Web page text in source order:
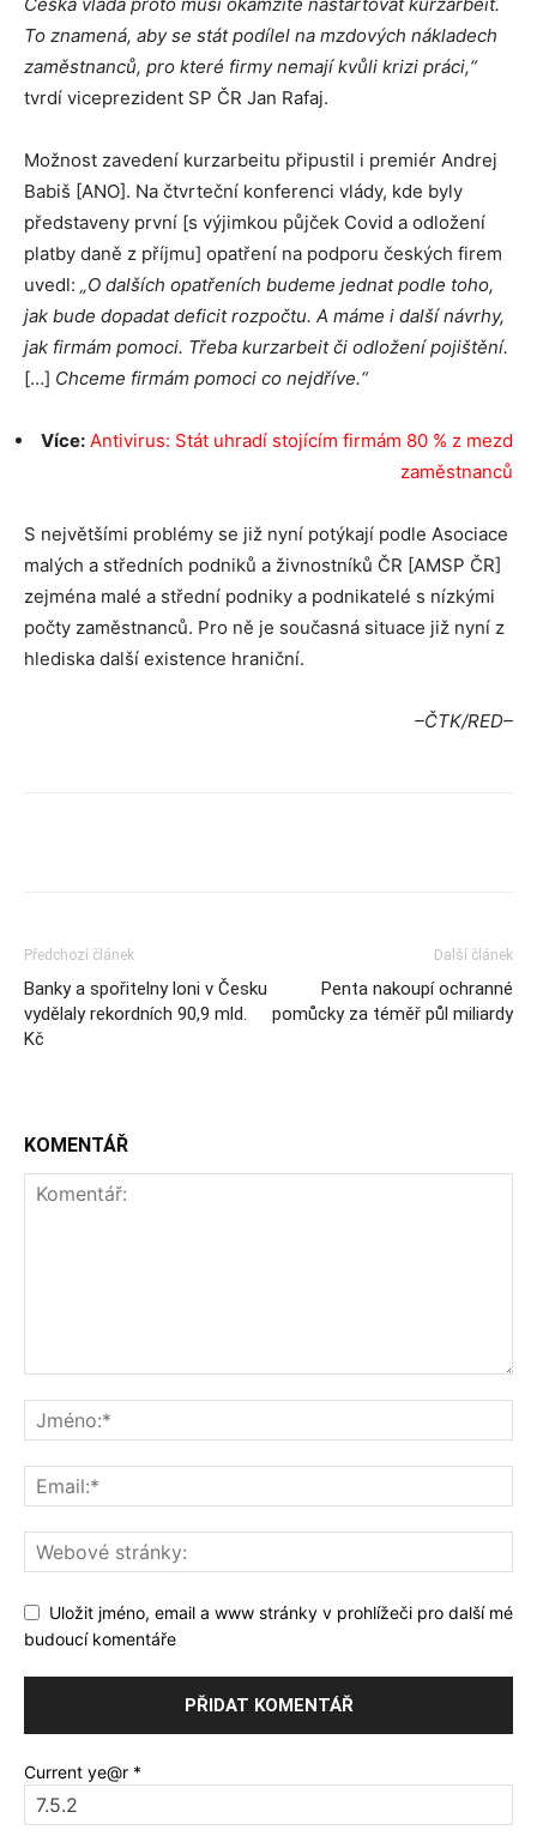
To znamená, aby se stát podílel na mzdových nákladech
zaměstnanců, pro které firmy nemají kvůli krizi práci,“
tvrdí viceprezident SP ČR Jan Rafaj.
Možnost zavedení kurzarbeitu připustil i premiér Andrej
Babiš [ANO]. Na čtvrteční konferenci vlády, kde byly
představeny první [s výjimkou půjček Covid a odložení
platby daně z příjmu] opatření na podporu českých firem
uvedl: „O dalších opatřeních budeme jednat podle toho,
jak bude dopadat deficit rozpočtu. A máme i další návrhy,
jak firmám pomoci. Třeba kurzarbeit či odložení pojištění.
[…] Chceme firmám pomoci co nejdříve.“
Více: Antivirus: Stát uhradí stojícím firmám 80 % z mezd
zaměstnanců
S největšími problémy se již nyní potýkají podle Asociace
malých a středních podniků a živnostníků ČR [AMSP ČR]
zejména malé a střední podniky a podnikatelé s nízkými
počty zaměstnanců. Pro ně je současná situace již nyní z
hlediska další existence hraniční.
–ČTK/RED–
Předchozí článek
Banky a spořitelny loni v Česku
vydělaly rekordních 90,9 mld.
Kč
Další článek
Penta nakoupí ochranné
pomůcky za téměř půl miliardy
KOMENTÁŘ
Uložit jméno, email a www stránky v prohlížeči pro další mé
budoucí komentáře
Current ye@r *